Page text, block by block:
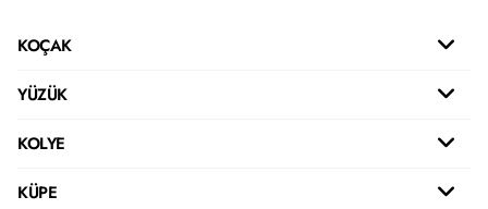
KOÇAK
YÜZÜK
KOLYE
KÜPE